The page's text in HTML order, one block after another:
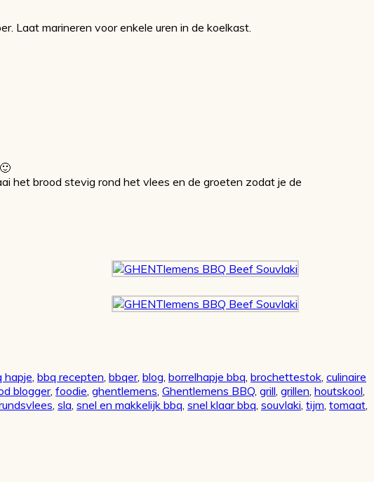
Laat marineren voor enkele uren in de koelkast.
het brood stevig rond het vlees en de groeten zodat je de
hapje bbq recepten bbqer, blog borrelhapje bbq brochettestok culinaire
blogger, foodie ghentlemens Ghentlemens BBQ grill grillen houtskool
sla snel en makkelijk bbq snel klaar bbq souvlaki tijm tomaat